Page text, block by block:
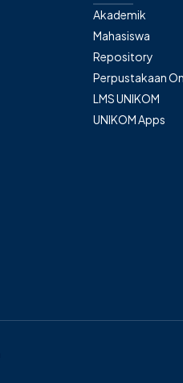
Akademik
Mahasiswa
Repository
Perpustakaan
LMS UNIKOM
UNIKOM Apps